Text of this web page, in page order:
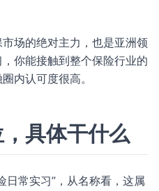
场的绝对主力，也是亚洲领
你能接触到整个保险行业的
内认可度很高。
具体干什么
日常实习”，从名称看，这属